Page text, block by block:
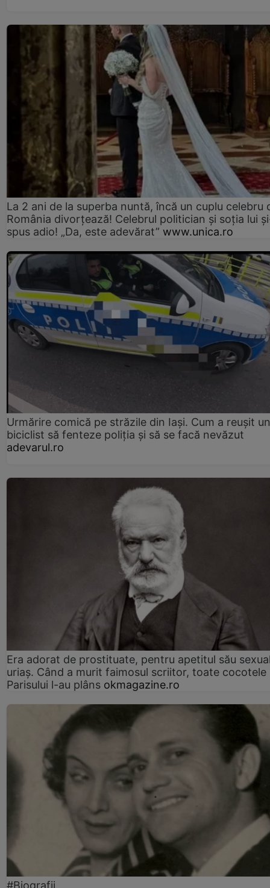
La 2 ani de la superba nuntă, încă un cuplu celebru
România divorțează! Celebrul politician și soția lui
spus adio! „Da, este adevărat” www.unica.ro
Urmărire comică pe străzile din Iași. Cum a reușit un
biciclist să fenteze poliția și să se facă nevăzut
adevarul.ro
Era adorat de prostituate, pentru apetitul său
uriaș. Când a murit faimosul scriitor, toate cocotele
Parisului l-au plâns okmagazine.ro